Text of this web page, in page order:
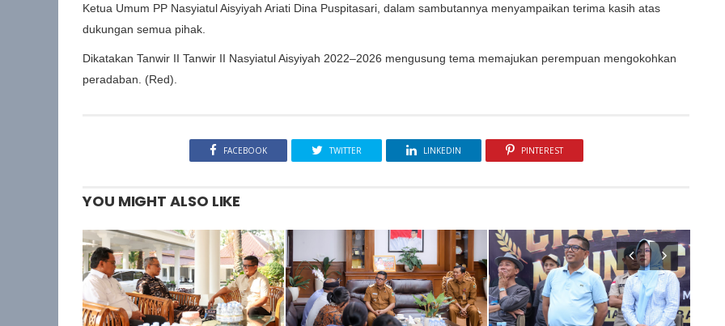
Ketua Umum PP Nasyiatul Aisyiyah Ariati Dina Puspitasari, dalam sambutannya menyampaikan terima kasih atas
dukungan semua pihak.
Dikatakan Tanwir II Tanwir II Nasyiatul Aisyiyah 2022–2026 mengusung tema memajukan perempuan mengokohkan
peradaban. (Red).
FACEBOOK TWITTER LINKEDIN PINTEREST
YOU MIGHT ALSO LIKE